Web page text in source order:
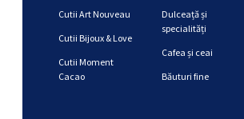
Cutii Art Nouveau
Cutii Bijoux & Love
Cutii Moment
Cacao
Dulceață și
specialități
Cafea și ceai
Băuturi fine